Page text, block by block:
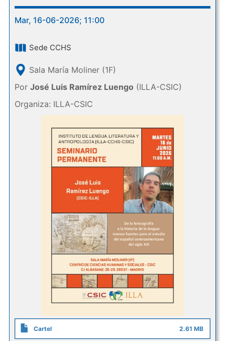
Mar, 16-06-2026; 11:00
Sede CCHS
Sala María Moliner (1F)
Por José Luis Ramírez Luengo (ILLA-CSIC)
Organiza: ILLA-CSIC
Cartel 2.61 MB